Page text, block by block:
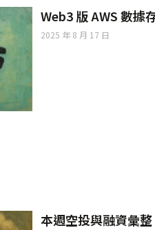
Web3 版 AWS 數據
2025 年 8 月 17 日
本週空投與融資彙